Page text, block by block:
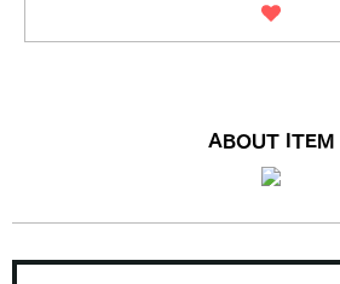
ABOUT ITEM